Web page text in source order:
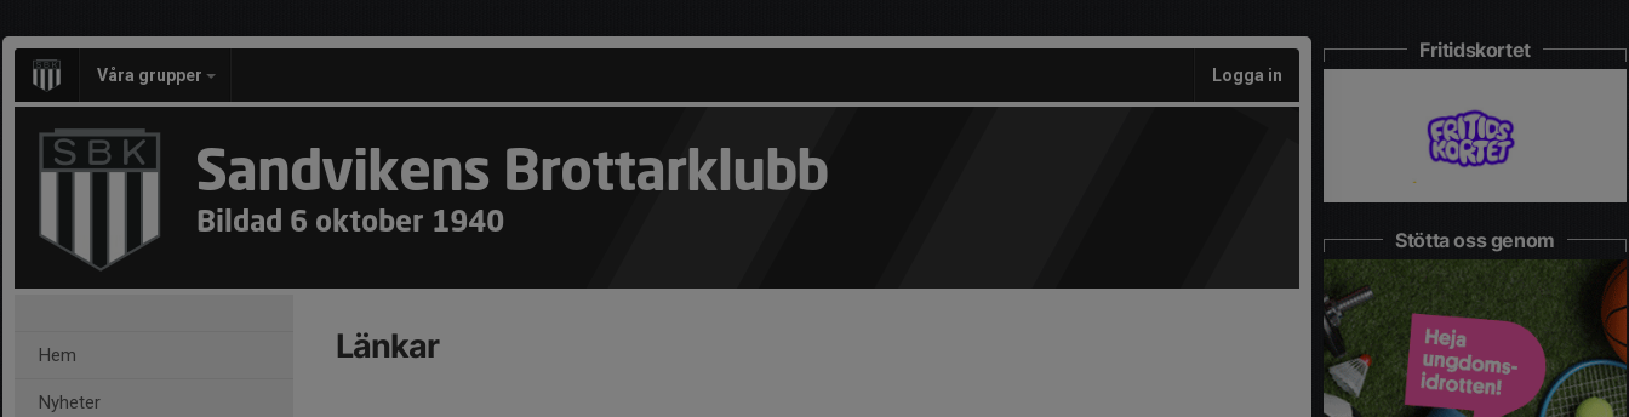
Våra grupper Logga in
Sandvikens Brottarklubb
Bildad 6 oktober 1940
Hem
Nyheter
Länkar
Fritidskortet
Stötta oss genom